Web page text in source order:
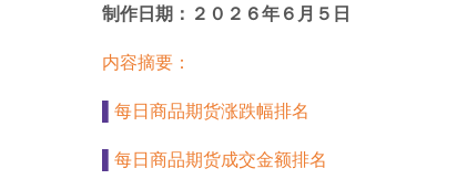
制作日期： ２０２６年 ６ 月 ５ 日
内容摘要：
每日商品期货涨跌幅排名
每日商品期货成交金额排名